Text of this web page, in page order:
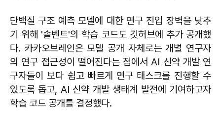
단백질 구조 예측 모델에 대한 연구 진입 장벽을 낮추
기 위해 '솔벤트'의 학습 코드도 깃허브에 추가 공개했
다. 카카오브레인은 모델 공개 자체로는 개별 연구자
의 연구 접근성이 떨어진다는 점에서 AI 신약 개발 연
구자들이 보다 쉽고 빠르게 연구 태스크를 진행할 수
있도록 돕고, AI 신약 개발 생태계 발전에 기여하고자
학습 코드 공개를 결정했다.